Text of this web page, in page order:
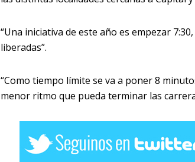
“Una iniciativa de este año es empezar
liberadas”.
“Como tiempo límite se va a poner 8
menor ritmo que pueda terminar las